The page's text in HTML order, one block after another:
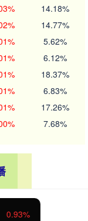
14.18%
14.77%
5.62%
6.12%
18.37%
6.83%
17.26%
7.68%
1.01%